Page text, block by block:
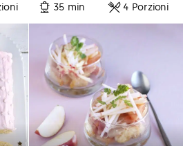
35 min
4 Porzioni